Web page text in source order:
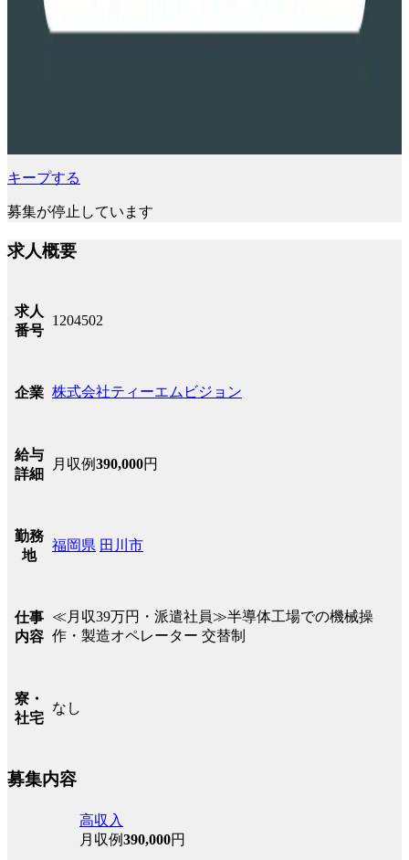
キープする
募集が停止しています
求人概要
求人
番号
1204502
企業 株式会社ティーエムビジョン
給与
詳細
月収例390,000円
勤務
地
福岡県 田川市
仕事
内容
≪月収39万円・派遣社員≫半導体工場での機械操
作・製造オペレーター 交替制
寮・
社宅
なし
募集内容
高収入
月収例390,000円